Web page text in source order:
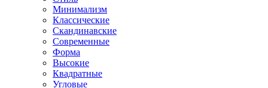
Минимализм
Классические
Скандинавские
Современные
Форма
Высокие
Квадратные
Угловые